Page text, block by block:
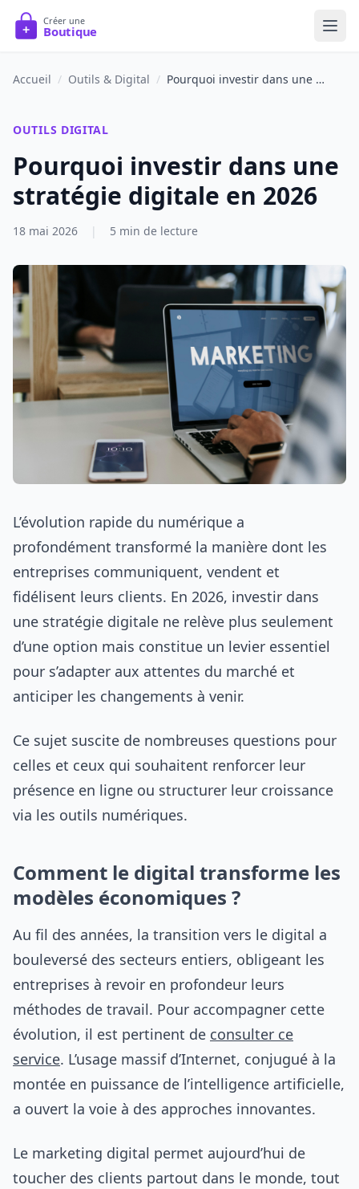
Accueil / Outils & Digital / Pourquoi investir dans une stratégie digitale en 2026
OUTILS DIGITAL
Pourquoi investir dans une
stratégie digitale en 2026
18 mai 2026 | 5 min de lecture
L’évolution rapide du numérique a
profondément transformé la manière dont les
entreprises communiquent, vendent et
fidélisent leurs clients. En 2026, investir dans
une stratégie digitale ne relève plus seulement
d’une option mais constitue un levier essentiel
pour s’adapter aux attentes du marché et
anticiper les changements à venir.
Ce sujet suscite de nombreuses questions pour
celles et ceux qui souhaitent renforcer leur
présence en ligne ou structurer leur croissance
via les outils numériques.
Comment le digital transforme les
modèles économiques ?
Au fil des années, la transition vers le digital a
bouleversé des secteurs entiers, obligeant les
entreprises à revoir en profondeur leurs
méthodes de travail. Pour accompagner cette
évolution, il est pertinent de consulter ce
service. L’usage massif d’Internet, conjugué à la
montée en puissance de l’intelligence artificielle,
a ouvert la voie à des approches innovantes.
Le marketing digital permet aujourd’hui de
toucher des clients partout dans le monde, tout